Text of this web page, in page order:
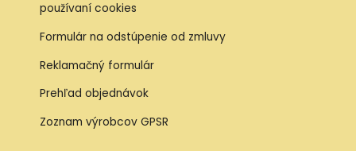
používaní cookies
Formulár na odstúpenie od zmluvy
Reklamačný formulár
Prehľad objednávok
Zoznam výrobcov GPSR